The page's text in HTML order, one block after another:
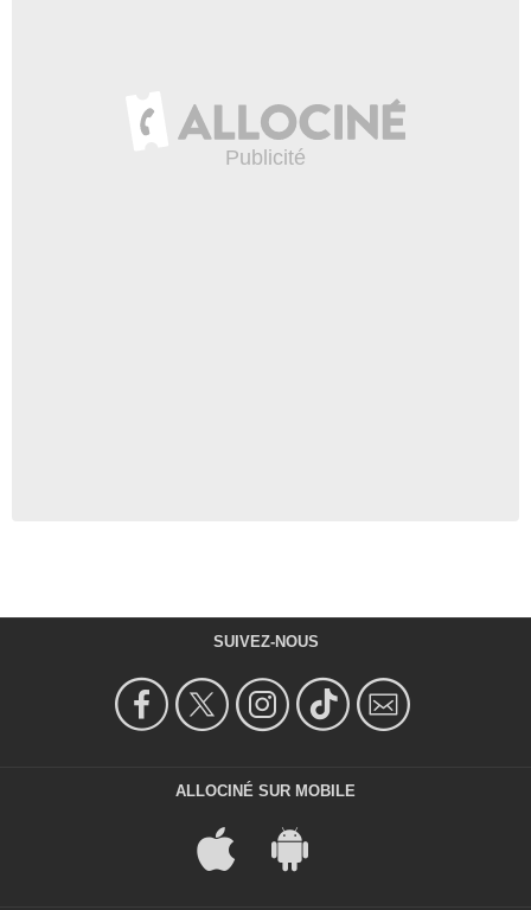
SUIVEZ-NOUS
ALLOCINÉ SUR MOBILE